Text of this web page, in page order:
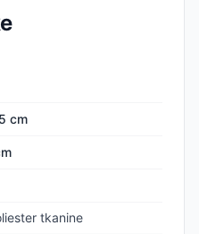
cm
tkanine